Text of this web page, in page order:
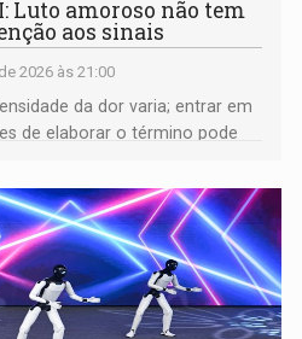
Luto amoroso não tem
aos sinais
2026 às 21:00
da dor varia; entrar em
de elaborar o término pode